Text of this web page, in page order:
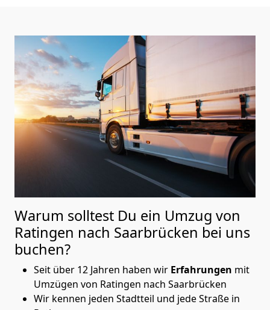
Warum solltest Du ein Umzug von
Ratingen nach Saarbrücken bei uns
buchen?
Seit über 12 Jahren haben wir Erfahrungen mit
Umzügen von Ratingen nach Saarbrücken
Wir kennen jeden Stadtteil und jede Straße in